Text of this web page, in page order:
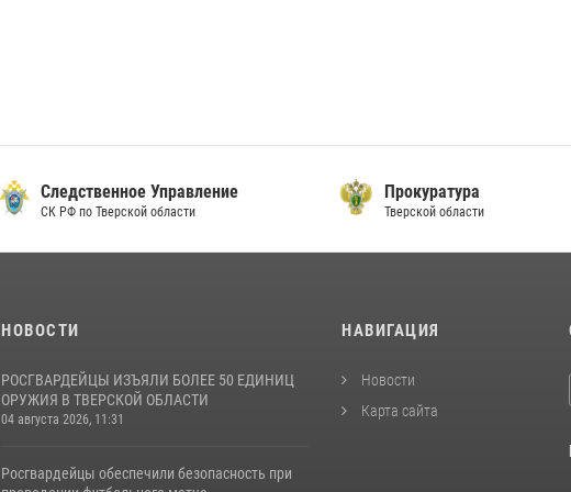
Следственное Управление
СК РФ по Тверской области
Прокуратура
Тверской области
НОВОСТИ
РОСГВАРДЕЙЦЫ ИЗЪЯЛИ БОЛЕЕ 50 ЕДИНИЦ
ОРУЖИЯ В ТВЕРСКОЙ ОБЛАСТИ
04 августа 2026, 11:31
Росгвардейцы обеспечили безопасность при
НАВИГАЦИЯ
Новости
Карта сайта